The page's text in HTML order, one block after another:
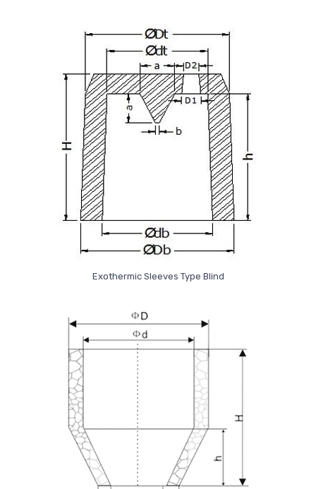
Exothermic Sleeves Type Blind